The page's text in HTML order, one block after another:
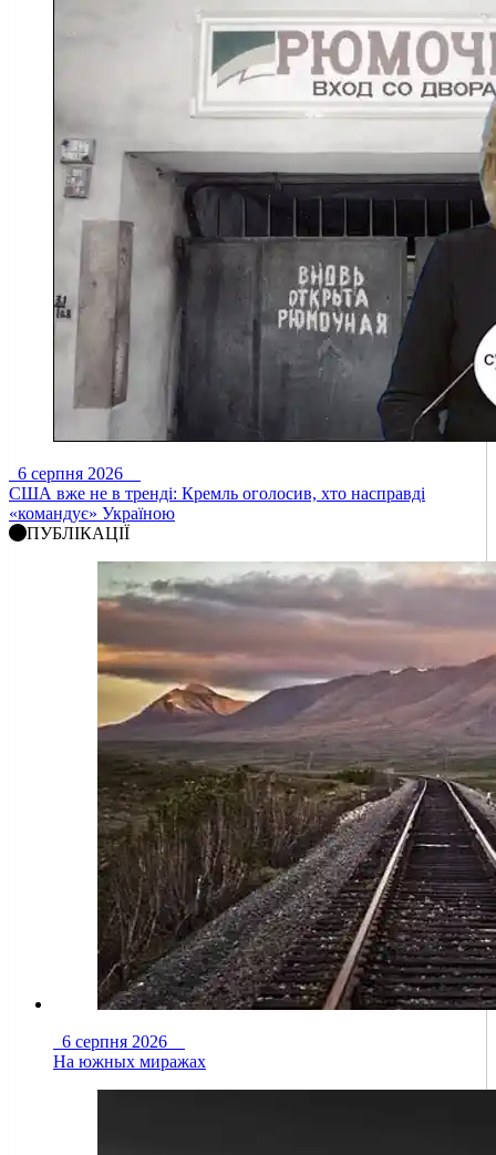
6 серпня 2026
США вже не в тренді: Кремль оголосив, хто насправді
«командує» Україною
ПУБЛІКАЦІЇ
6 серпня 2026
На южных миражах